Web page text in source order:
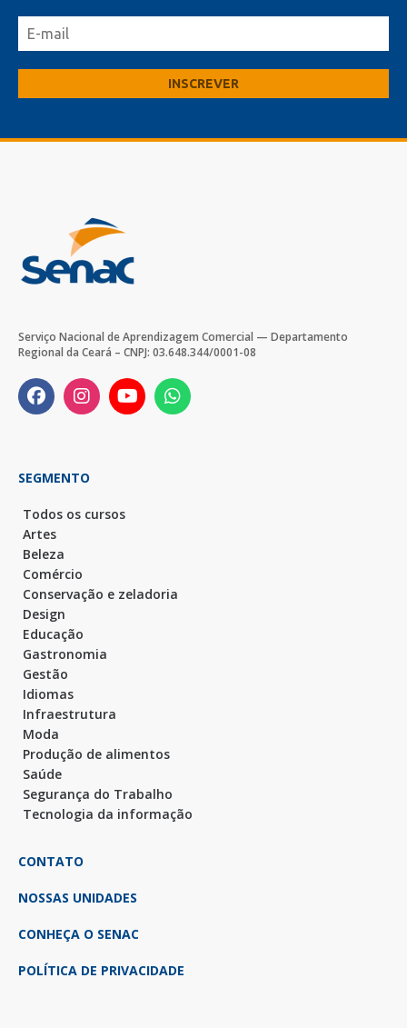
Serviço Nacional de Aprendizagem Comercial — Departamento
Regional da Ceará – CNPJ: 03.648.344/0001-08
SEGMENTO
Todos os cursos
Artes
Beleza
Comércio
Conservação e zeladoria
Design
Educação
Gastronomia
Gestão
Idiomas
Infraestrutura
Moda
Produção de alimentos
Saúde
Segurança do Trabalho
Tecnologia da informação
CONTATO
NOSSAS UNIDADES
CONHEÇA O SENAC
POLÍTICA DE PRIVACIDADE